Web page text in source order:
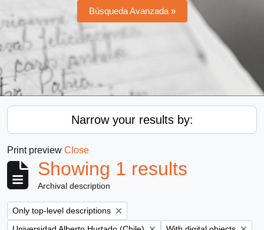
Búsqueda Avanzada »
Narrow your results by:
Print preview Close
Showing 1 results
Archival description
Remove filter:
Only top-level descriptions